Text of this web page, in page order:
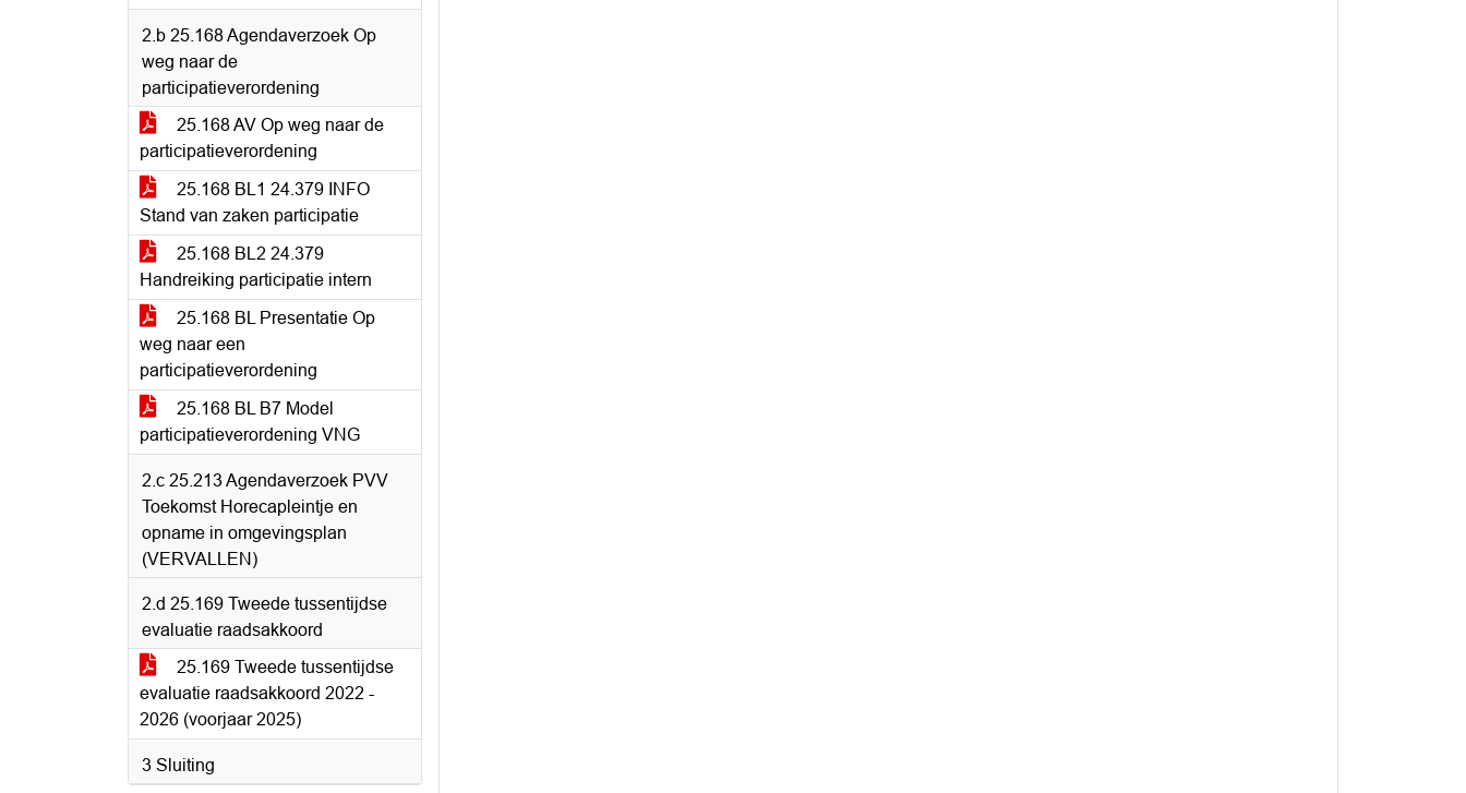
2.b 25.168 Agendaverzoek Op
weg naar de
participatieverordening
25.168 AV Op weg naar de
participatieverordening
25.168 BL1 24.379 INFO
Stand van zaken participatie
25.168 BL2 24.379
Handreiking participatie intern
25.168 BL Presentatie Op
weg naar een
participatieverordening
25.168 BL B7 Model
participatieverordening VNG
2.c 25.213 Agendaverzoek PVV
Toekomst Horecapleintje en
opname in omgevingsplan
(VERVALLEN)
2.d 25.169 Tweede tussentijdse
evaluatie raadsakkoord
25.169 Tweede tussentijdse
evaluatie raadsakkoord 2022 -
2026 (voorjaar 2025)
3 Sluiting